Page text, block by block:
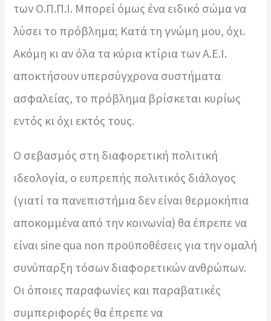
των Ο.Π.Π.Ι. Μπορεί όμως ένα ειδικό σώμα να
λύσει το πρόβλημα; Κατά τη γνώμη μου, όχι.
Ακόμη κι αν όλα τα κύρια κτίρια των Α.Ε.Ι.
αποκτήσουν υπερσύγχρονα συστήματα
ασφαλείας, το πρόβλημα βρίσκεται κυρίως
εντός κι όχι εκτός τους.
Ο σεβασμός στη διαφορετική πολιτική
ιδεολογία, ο ευπρεπής πολιτικός διάλογος
(γιατί τα πανεπιστήμια δεν είναι θερμοκήπια
αποκομμένα από την κοινωνία) θα έπρεπε να
είναι sine qua non προϋποθέσεις για την ομαλή
συνύπαρξη τόσων διαφορετικών ανθρώπων.
Οι όποιες παραφωνίες και παραβατικές
συμπεριφορές θα έπρεπε να